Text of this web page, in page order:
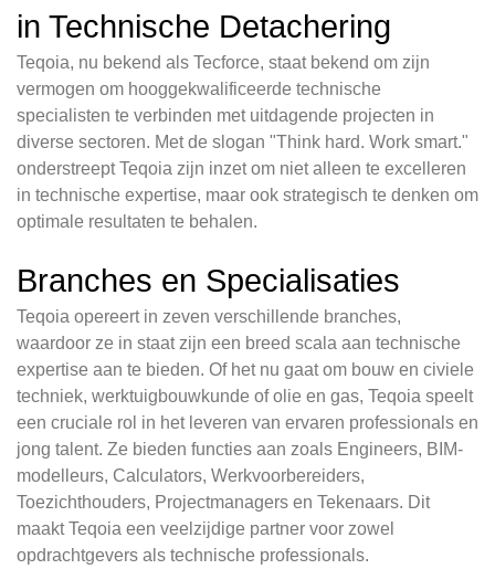
in Technische Detachering
Teqoia, nu bekend als Tecforce, staat bekend om zijn
vermogen om hooggekwalificeerde technische
specialisten te verbinden met uitdagende projecten in
diverse sectoren. Met de slogan "Think hard. Work smart."
onderstreept Teqoia zijn inzet om niet alleen te excelleren
in technische expertise, maar ook strategisch te denken om
optimale resultaten te behalen.
Branches en Specialisaties
Teqoia opereert in zeven verschillende branches,
waardoor ze in staat zijn een breed scala aan technische
expertise aan te bieden. Of het nu gaat om bouw en civiele
techniek, werktuigbouwkunde of olie en gas, Teqoia speelt
een cruciale rol in het leveren van ervaren professionals en
jong talent. Ze bieden functies aan zoals Engineers, BIM-
modelleurs, Calculators, Werkvoorbereiders,
Toezichthouders, Projectmanagers en Tekenaars. Dit
maakt Teqoia een veelzijdige partner voor zowel
opdrachtgevers als technische professionals.